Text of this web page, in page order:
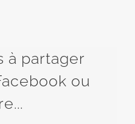
à partager
ou